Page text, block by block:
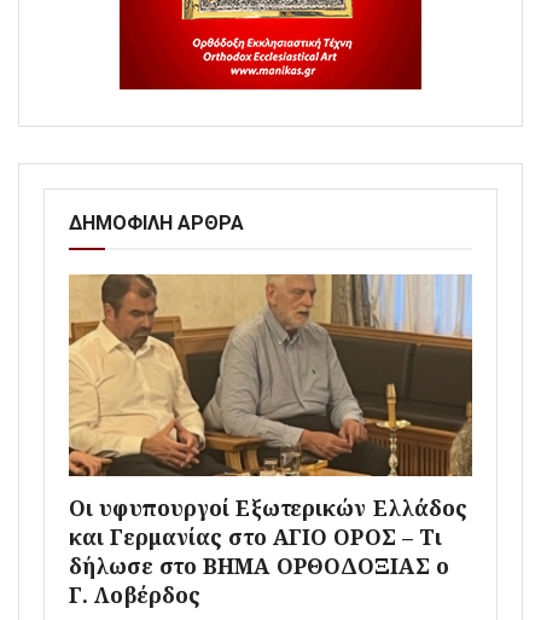
ΔΗΜΟΦΙΛΗ ΑΡΘΡΑ
Οι υφυπουργοί Εξωτερικών Ελλάδος
και Γερμανίας στο ΑΓΙΟ ΟΡΟΣ – Τι
δήλωσε στο ΒΗΜΑ ΟΡΘΟΔΟΞΙΑΣ ο
Γ. Λοβέρδος